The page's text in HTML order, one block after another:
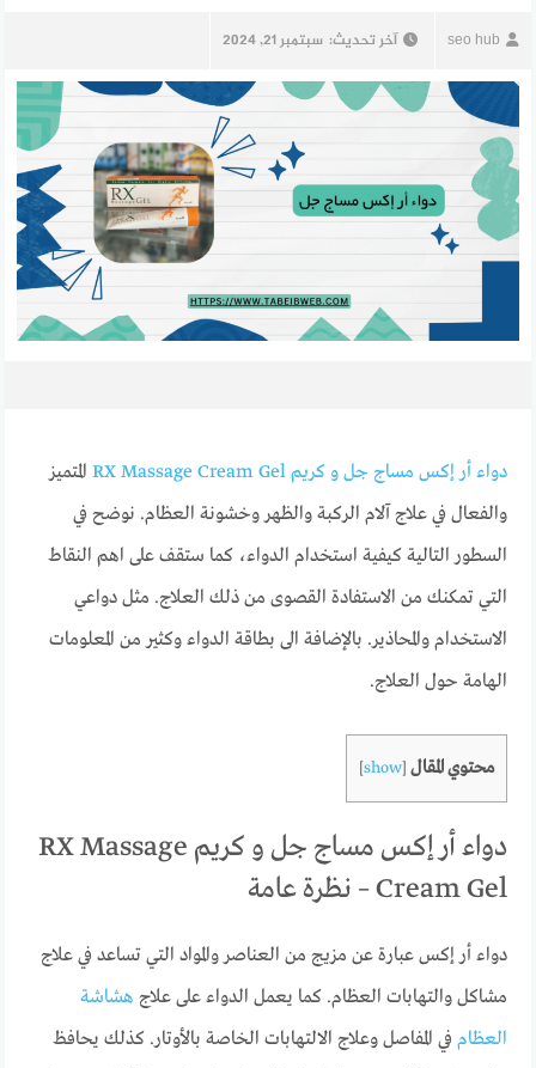
seo hub آخر تحديث: سبتمبر 21, 2024
دواء أر إكس مساج جل و كريم RX Massage Cream Gel
المتميز
والفعال في علاج آلام الركبة والظهر وخشونة العظام. نوضح في
السطور التالية كيفية استخدام الدواء، كما ستقف على اهم النقاط
التي تمكنك من الاستفادة القصوى من ذلك العلاج. مثل دواعي
الاستخدام والمحاذير. بالإضافة الى بطاقة الدواء وكثير من المعلومات
الهامة حول العلاج.
محتوي المقال [
show
]
دواء أر إكس مساج جل و كريم RX Massage
Cream Gel – نظرة عامة
دواء أر إكس عبارة عن مزيج من العناصر والمواد التي تساعد في علاج
مشاكل والتهابات العظام. كما يعمل الدواء على علاج هشاشة
العظام في المفاصل وعلاج الالتهابات الخاصة بالأوتار. كذلك يحافظ